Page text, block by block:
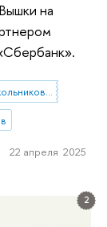
2
на
всероссийская олимпиада школьников по экономике
22 апреля 2025